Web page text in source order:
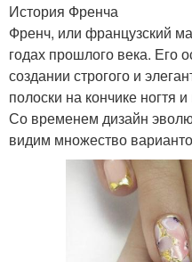
История Френча
Френч, или французский
годах прошлого века. Его
создании строгого и
полоски на кончике ногтя
Со временем дизайн
видим множество